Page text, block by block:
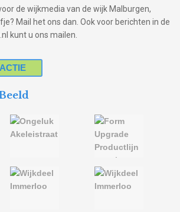
de wijkmedia van de wijk Malburgen,
Mail het ons dan. Ook voor berichten in de
kunt u ons mailen.